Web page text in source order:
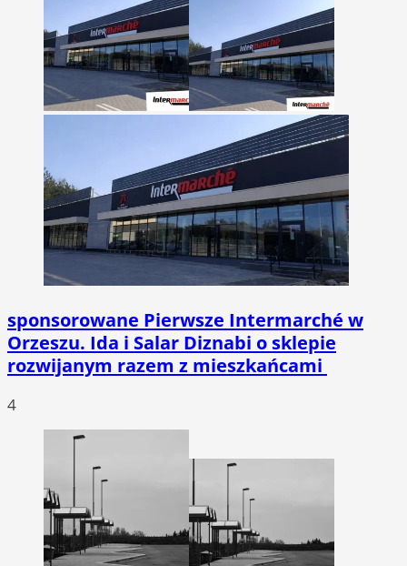
sponsorowane Pierwsze Intermarché w
Orzeszu. Ida i Salar Diznabi o sklepie
rozwijanym razem z mieszkańcami
4